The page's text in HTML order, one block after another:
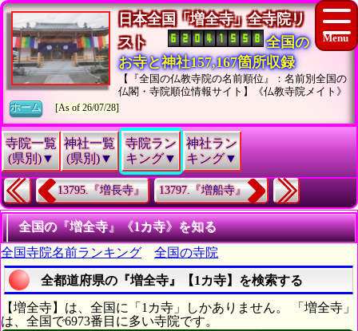
日本全国「増全寺」全寺院リ
スト
全国の
お寺と神社157,167箇所収録
【『全国の仏教寺院の名前順位』：名前別全国の
仏閣・寺院順位情報サイト】《仏教寺院メイト》
ホーム
[As of 26/07/28]
寺院一覧
(県別)▼
神社一覧
(県別)▼
寺院ラン
キング▼
神社ラン
キング▼
13795.『増長寺』 13797.『増船寺』
全国の『増全寺』《1カ寺》を知る
全国寺院名前ランキング
全国の寺院
全都道府県の『増全寺』【1カ寺】を検索する
【増全寺】は、全国に「1カ寺」しかありません。 「増全寺」
は、全国で6973番目に多い寺院です。